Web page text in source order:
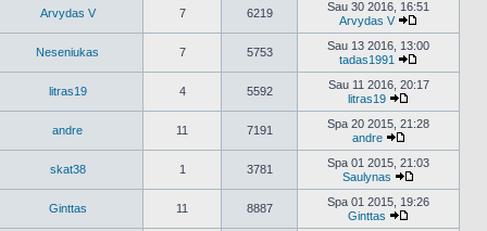
naujausius
pranešimus
Arvydas V 7 6219
Sau 30 2016, 16:51
Arvydas V
Peržiūrėti
naujausius
Neseniukas 7 5753
Sau 13 2016, 13:00
tadas1991
Peržiūrėti
naujausius
litras19 4 5592
Sau 11 2016, 20:17
litras19
Peržiūrėti
naujausius
andre 11 7191
Spa 20 2015, 21:28
andre
Peržiūrėti
naujausius
pranešimus
skat38 1 3781
Spa 01 2015, 21:03
Saulynas
Peržiūrėti
naujausius
Ginttas 11 8887
Spa 01 2015, 19:26
Ginttas
Peržiūrėti